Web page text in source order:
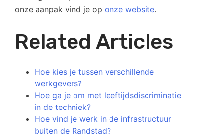
onze aanpak vind je op onze website.
Related Articles
Hoe kies je tussen verschillende
werkgevers?
Hoe ga je om met leeftijdsdiscriminatie
in de techniek?
Hoe vind je werk in de infrastructuur
buiten de Randstad?